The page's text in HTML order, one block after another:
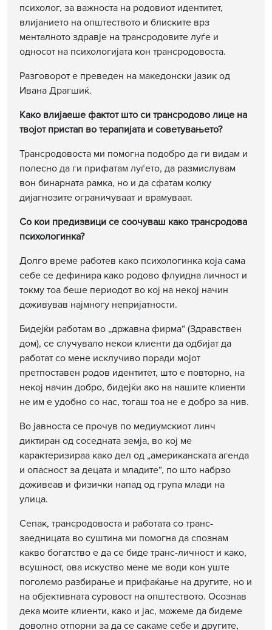
психолог, за важноста на родовиот идентитет,
влијанието на општеството и блиските врз
менталното здравје на трансродовите луѓе и
односот на психологијата кон трансродовоста.
Разговорот е преведен на македонски јазик од
Ивана Драгшиќ.
Како влијаеше фактот што си трансродово лице на
твојот пристап во терапијата и советувањето?
Трансродовоста ми помогна подобро да ги видам и
полесно да ги прифатам луѓето, да размислувам
вон бинарната рамка, но и да сфатам колку
дијагнозите ограничуваат и врамуваат.
Со кои предизвици се соочуваш како трансродова
психологинка?
Долго време работев како психологинка која сама
себе се дефинира како родово флуидна личност и
токму тоа беше периодот во кој на некој начин
доживував најмногу непријатности.
Бидејќи работам во „државна фирма“ (Здравствен
дом), се случувало некои клиенти да одбијат да
работат со мене исклучиво поради мојот
претпоставен родов идентитет, што е повторно, на
некој начин добро, бидејќи ако на нашите клиенти
не им е удобно со нас, тогаш тоа не е добро за нив.
Во јавноста се прочув по медиумскиот линч
диктиран од соседната земја, во кој ме
карактеризираа како дел од „американската агенда
и опасност за децата и младите“, по што набрзо
доживеав и физички напад од група млади на
улица.
Сепак, трансродовоста и работата со транс-
заедницата во суштина ми помогна да спознам
какво богатство е да се биде транс-личност и како,
всушност, ова искуство мене ме води кон уште
поголемо разбирање и прифаќање на другите, но и
на објективната суровост на општеството. Осознав
дека моите клиенти, како и јас, можеме да бидеме
доволно отпорни за да се сакаме себе и другите,